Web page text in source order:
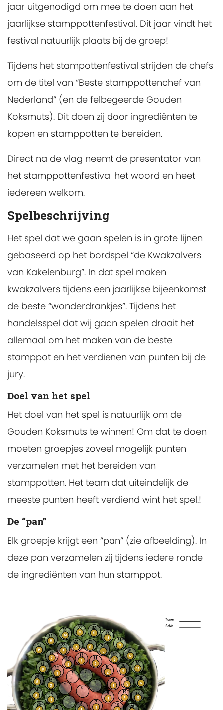
jaar uitgenodigd om mee te doen aan het
jaarlijkse stamppottenfestival. Dit jaar vindt het
festival natuurlijk plaats bij de groep!
Tijdens het stampottenfestival strijden de chefs
om de titel van “Beste stamppottenchef van
Nederland” (en de felbegeerde Gouden
Koksmuts). Dit doen zij door ingrediënten te
kopen en stamppotten te bereiden.
Direct na de vlag neemt de presentator van
het stamppottenfestival het woord en heet
iedereen welkom.
Spelbeschrijving
Het spel dat we gaan spelen is in grote lijnen
gebaseerd op het bordspel “de Kwakzalvers
van Kakelenburg”. In dat spel maken
kwakzalvers tijdens een jaarlijkse bijeenkomst
de beste “wonderdrankjes”. Tijdens het
handelsspel dat wij gaan spelen draait het
allemaal om het maken van de beste
stamppot en het verdienen van punten bij de
jury.
Doel van het spel
Het doel van het spel is natuurlijk om de
Gouden Koksmuts te winnen! Om dat te doen
moeten groepjes zoveel mogelijk punten
verzamelen met het bereiden van
stamppotten. Het team dat uiteindelijk de
meeste punten heeft verdiend wint het spel.!
De “pan”
Elk groepje krijgt een “pan” (zie afbeelding). In
deze pan verzamelen zij tijdens iedere ronde
de ingrediënten van hun stamppot.